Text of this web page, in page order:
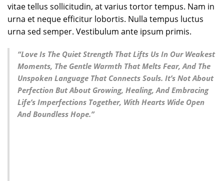
vitae tellus sollicitudin, at varius tortor tempus. Nam in
urna et neque efficitur lobortis. Nulla tempus luctus
urna sed semper. Vestibulum ante ipsum primis.
“Love Is The Quiet Strength That Lifts Us In Our Weakest
Moments, The Gentle Warmth That Melts Fear, And The
Unspoken Language That Connects Souls. It’s Not About
Perfection But About Growing, Healing, And Embracing
Life’s Imperfections Together, With Hearts Wide Open
And Boundless Hope.”